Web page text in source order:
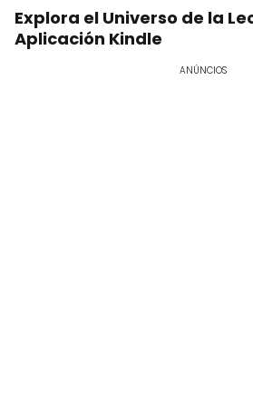
Explora el Universo de la
Aplicación Kindle
ANÚNCIOS